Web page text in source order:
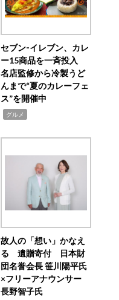
セブン‐イレブン、カレ
ー15商品を一斉投入
名店監修から冷製うど
んまで“夏のカレーフェ
ス”を開催中
グルメ
故人の「想い」かなえ
る 遺贈寄付 日本財
団名誉会長 笹川陽平氏
×フリーアナウンサー
長野智子氏